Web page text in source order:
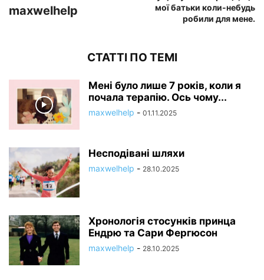
мої батьки коли-небудь
робили для мене.
maxwelhelp
СТАТТІ ПО ТЕМІ
Мені було лише 7 років, коли я
почала терапію. Ось чому...
maxwelhelp - 01.11.2025
Несподівані шляхи
maxwelhelp - 28.10.2025
Хронологія стосунків принца
Ендрю та Сари Фергюсон
maxwelhelp - 28.10.2025